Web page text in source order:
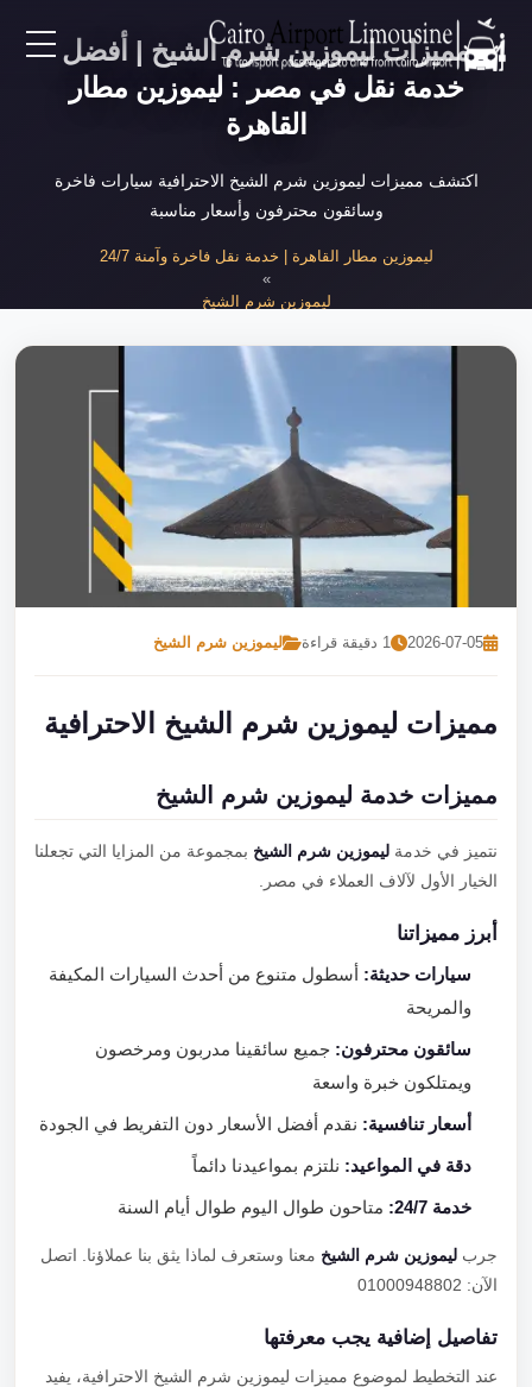
خدمات المطار
نحن
مميزات ليموزين شرم الشيخ | أفضل
خدمة نقل في مصر : ليموزين مطار
القاهرة
اكتشف مميزات ليموزين شرم الشيخ الاحترافية سيارات فاخرة
وسائقون محترفون وأسعار مناسبة
ليموزين مطار القاهرة | خدمة نقل فاخرة وآمنة 24/7
ليموزين شرم الشيخ
مميزات ليموزين شرم الشيخ الاحترافية
2026-07-05 1 دقيقة قراءة ليموزين شرم الشيخ
مميزات ليموزين شرم الشيخ الاحترافية
مميزات خدمة ليموزين شرم الشيخ
نتميز في خدمةليموزين شرم الشيخبمجموعة من المزايا التي تجعلنا
الخيار الأول لآلاف العملاء في مصر.
أبرز مميزاتنا
سيارات حديثة:أسطول متنوع من أحدث السيارات المكيفة
والمريحة
سائقون محترفون:جميع سائقينا مدربون ومرخصون
ويمتلكون خبرة واسعة
أسعار تنافسية:نقدم أفضل الأسعار دون التفريط في الجودة
دقة في المواعيد:نلتزم بمواعيدنا دائماً
خدمة 24/7: متاحون طوال اليوم طوال أيام السنة
جربليموزين شرم الشيخمعنا وستعرف لماذا يثق بنا عملاؤنا. اتصل
الآن: 01000948802
تفاصيل إضافية يجب معرفتها
عند التخطيط لموضوع مميزات ليموزين شرم الشيخ الاحترافية، يفيد